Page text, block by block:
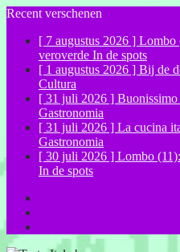
Recent verschenen
[ 7 augustus 2026 ] Lombo
veroverde In de spots
[ 1 augustus 2026 ] Bij de
Cultura
[ 31 juli 2026 ]
Gastronomia
[ 31 juli 2026 ] La cucina
Gastronomia
[ 30 juli 2026 ] Lombo
In de spots